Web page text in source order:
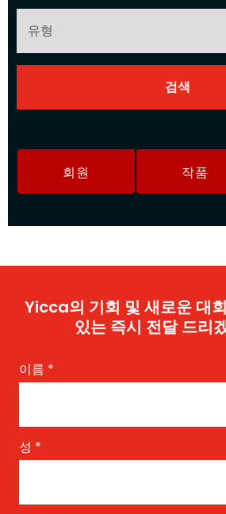
회원 작품
Yicca의 기회 및 새로운 대
있는 즉시 전달 드리
이름 *
성 *